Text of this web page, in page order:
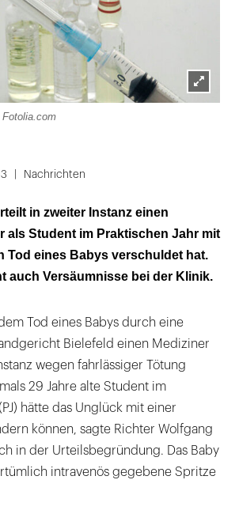
Lightbox
Fotolia.com
Nachrichten
in zweiter Instanz einen
als Student im Praktischen Jahr mit
Tod eines Babys verschuldet hat.
auch Versäumnisse bei der Klinik.
Tod eines Babys durch eine
Bielefeld einen Mediziner
wegen fahrlässiger Tötung
29 Jahre alte Student im
hätte das Unglück mit einer
können, sagte Richter Wolfgang
in der Urteilsbegründung. Das Baby
intravenös gegebene Spritze